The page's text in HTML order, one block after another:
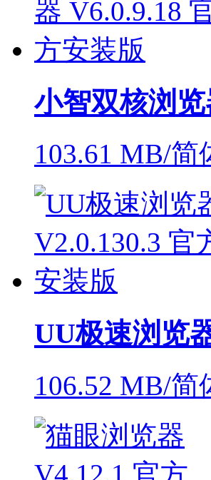
小智双核浏
103.61 MB/简
UU极速浏览
106.52 MB/简